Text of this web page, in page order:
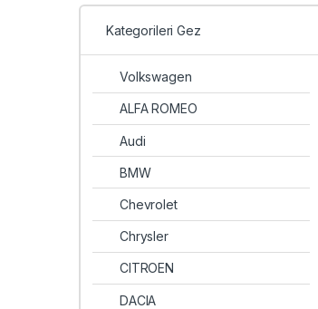
Kategorileri Gez
Volkswagen
ALFA ROMEO
Audi
BMW
Chevrolet
Chrysler
CITROEN
DACIA